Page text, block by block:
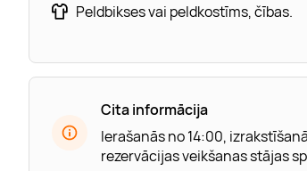
Peldbikses vai peldkostīms, čības.
Cita informācija
Ierašanās no 14:00,
rezervācijas veikšanas stājas